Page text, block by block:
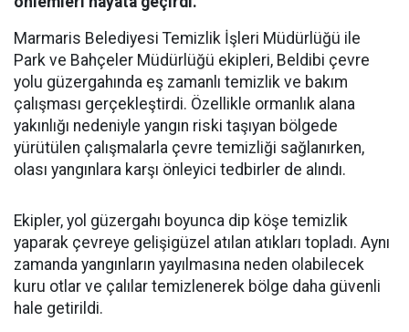
Marmaris Belediyesi Temizlik İşleri Müdürlüğü ile
Park ve Bahçeler Müdürlüğü ekipleri, Beldibi çevre
yolu güzergahında eş zamanlı temizlik ve bakım
çalışması gerçekleştirdi. Özellikle ormanlık alana
yakınlığı nedeniyle yangın riski taşıyan bölgede
yürütülen çalışmalarla çevre temizliği sağlanırken,
olası yangınlara karşı önleyici tedbirler de alındı.
Ekipler, yol güzergahı boyunca dip köşe temizlik
yaparak çevreye gelişigüzel atılan atıkları topladı. Aynı
zamanda yangınların yayılmasına neden olabilecek
kuru otlar ve çalılar temizlenerek bölge daha güvenli
hale getirildi.